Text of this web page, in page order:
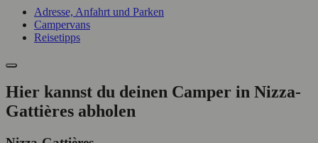
Adresse, Anfahrt und Parken
Campervans
Reisetipps
Hier kannst du deinen Camper in Nizza-
Gattières abholen